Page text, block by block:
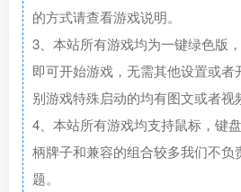
的方式请查看游戏说明。
3、本站所有游戏均为一键绿色版
即可开始游戏，无需其他设置或者
别游戏特殊启动的均有图文或者视
4、本站所有游戏均支持鼠标，键
柄牌子和兼容的组合较多我们不负
题。